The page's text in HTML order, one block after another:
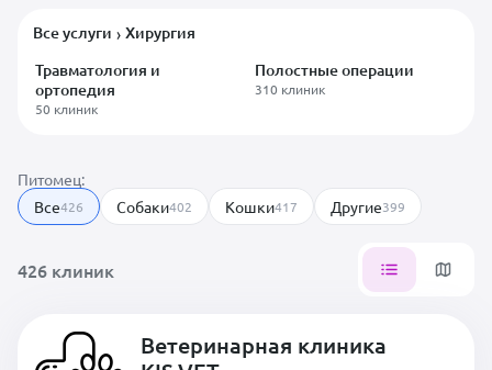
Все услуги › Хирургия
Травматология и
ортопедия
50 клиник
Полостные операции
310 клиник
Питомец:
Все426 Собаки402 Кошки417 Другие399
426 клиник
Ветеринарная клиника